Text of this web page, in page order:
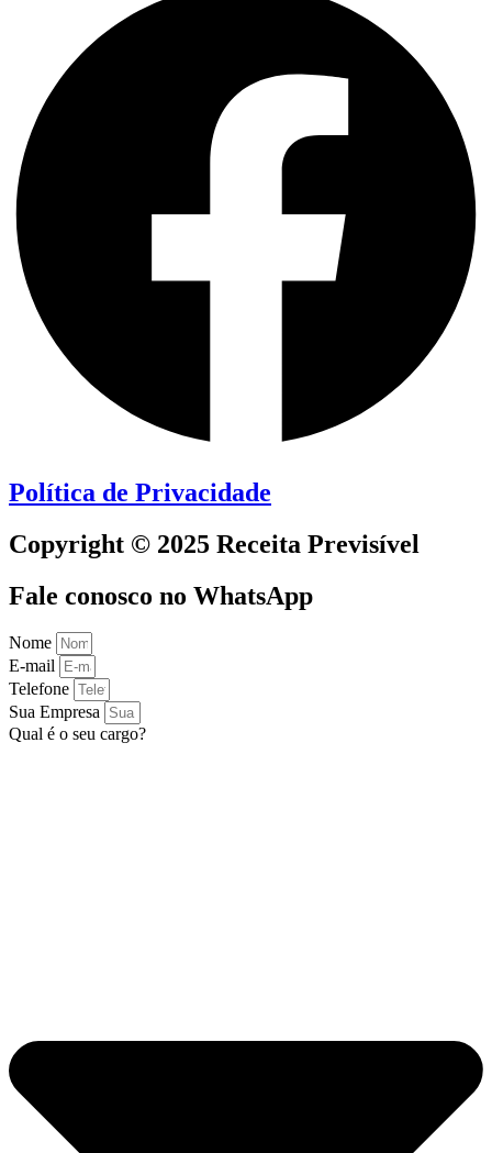
Política de Privacidade
Copyright © 2025 Receita Previsível
Fale conosco no WhatsApp
Nome
E-mail
Telefone
Sua Empresa
Qual é o seu cargo?